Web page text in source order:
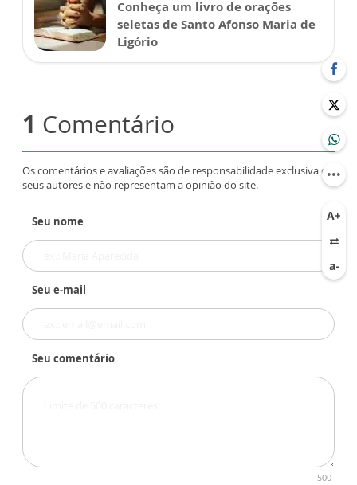
Conheça um livro de orações
seletas de Santo Afonso Maria de
Ligório
1 Comentário
Os comentários e avaliações são de responsabilidade exclusiva de
seus autores e não representam a opinião do site.
Seu nome
Seu e-mail
Seu comentário
500